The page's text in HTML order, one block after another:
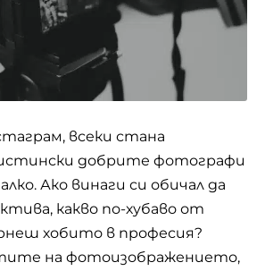
всеки стана
добрите фотографи
Ако винаги си обичал да
какво по-хубаво от
хобито в професия?
на фотоизображението,